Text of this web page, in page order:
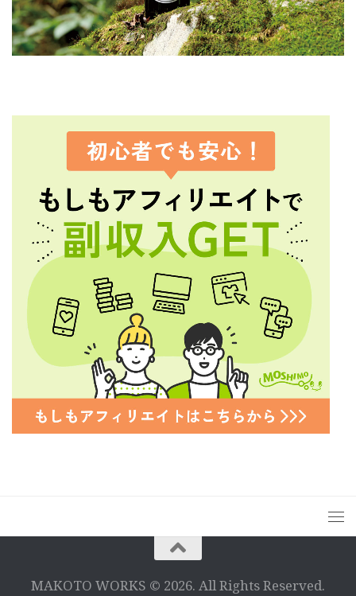
MAKOTO WORKS © 2026. All Rights Reserved.